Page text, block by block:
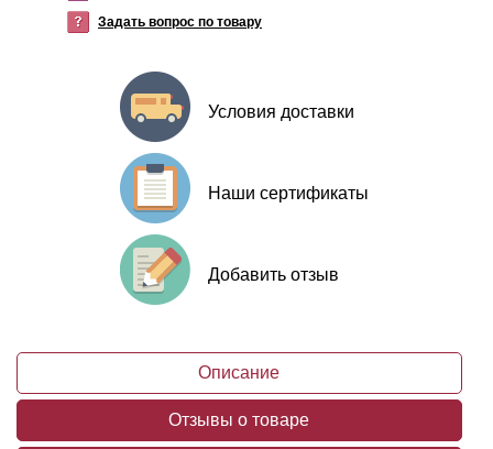
Задать вопрос по товару
Условия доставки
Наши сертификаты
Добавить отзыв
Описание
Отзывы о товаре